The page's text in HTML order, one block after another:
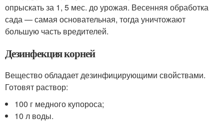
опрыскать за 1, 5 мес. до урожая. Весенняя обработка
сада — самая основательная, тогда уничтожают
большую часть вредителей.
Дезинфекция корней
Вещество обладает дезинфицирующими свойствами.
Готовят раствор:
100 г медного купороса;
10 л воды.